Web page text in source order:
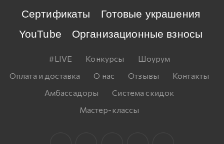
Сертификаты
Готовые украшения
YouTube
Организационные взносы
#LIVE Конкурсы
Шоурум
Оплата и доставка
О нас Отзывы
Контакты
Амбассадоры
Система скидок
Мастер-классы